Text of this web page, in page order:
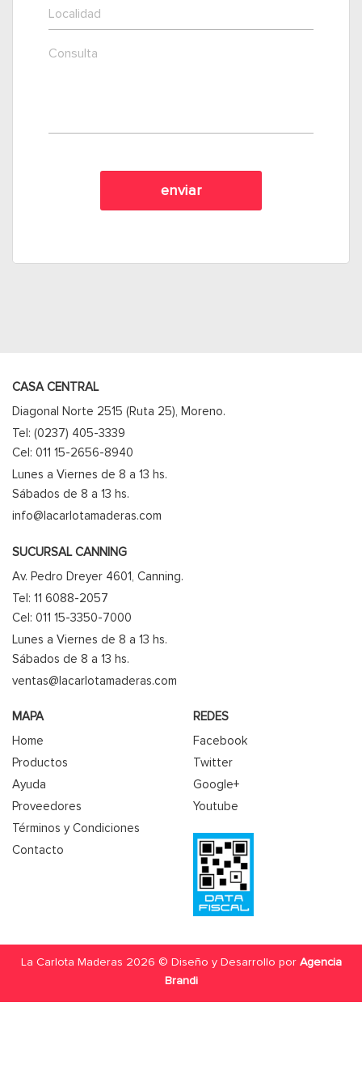
CASA CENTRAL
Diagonal Norte 2515 (Ruta 25), Moreno.
Tel: (0237) 405-3339
Cel: 011 15-2656-8940
Lunes a Viernes de 8 a 13 hs.
Sábados de 8 a 13 hs.
info@lacarlotamaderas.com
SUCURSAL CANNING
Av. Pedro Dreyer 4601, Canning.
Tel: 11 6088-2057
Cel: 011 15-3350-7000
Lunes a Viernes de 8 a 13 hs.
Sábados de 8 a 13 hs.
ventas@lacarlotamaderas.com
MAPA
Home
Productos
Ayuda
Proveedores
Términos y Condiciones
Contacto
REDES
Facebook
Twitter
Google+
Youtube
La Carlota Maderas 2026 © Diseño y Desarrollo por Agencia
Brandi